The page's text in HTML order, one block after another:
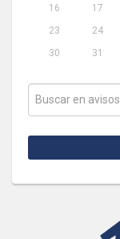
16
17
23
24
30
31